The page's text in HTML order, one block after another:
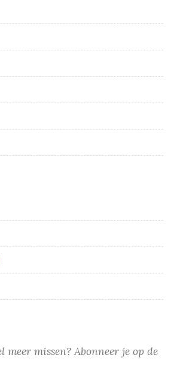
meer missen? Abonneer je op de